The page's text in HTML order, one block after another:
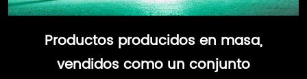
Productos producidos en masa,
vendidos como un conjunto